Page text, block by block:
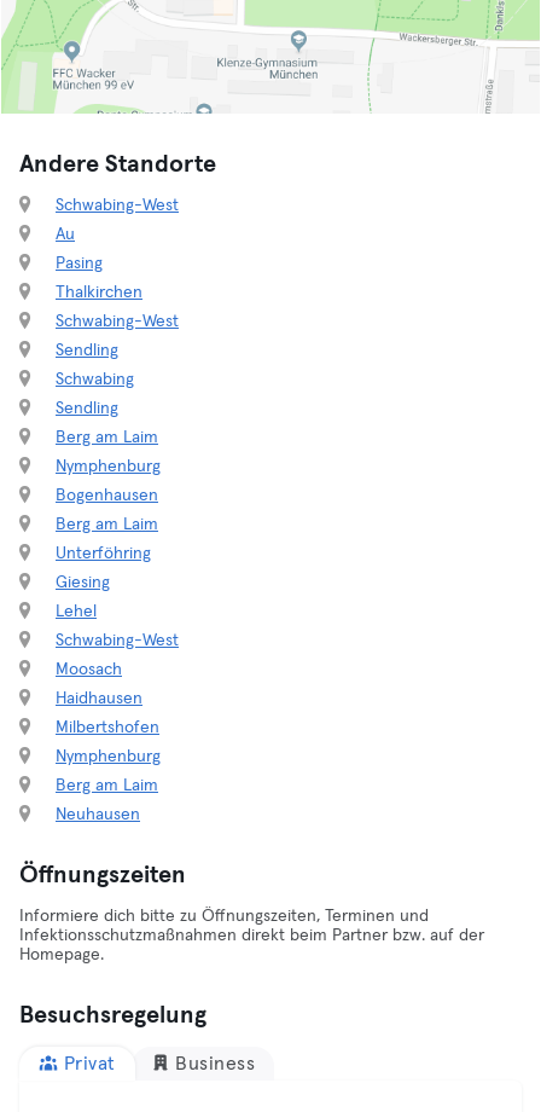
Andere Standorte
Schwabing-West
Au
Pasing
Thalkirchen
Schwabing-West
Sendling
Schwabing
Sendling
Berg am Laim
Nymphenburg
Bogenhausen
Berg am Laim
Unterföhring
Giesing
Lehel
Schwabing-West
Moosach
Haidhausen
Milbertshofen
Nymphenburg
Berg am Laim
Neuhausen
Öffnungszeiten
Informiere dich bitte zu Öffnungszeiten, Terminen und
Infektionsschutzmaßnahmen direkt beim Partner bzw. auf der
Homepage.
Besuchsregelung
Privat Business